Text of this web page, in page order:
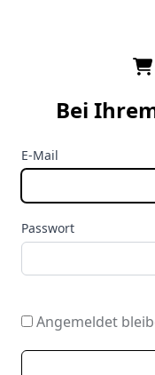
Bei
E-Mail
Passwort
Angemeldet